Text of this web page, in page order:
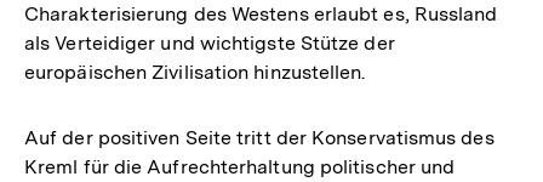
Charakterisierung des Westens erlaubt es, Russland
als Verteidiger und wichtigste Stütze der
europäischen Zivilisation hinzustellen.
Auf der positiven Seite tritt der Konservatismus des
Kreml für die Aufrechterhaltung politischer und